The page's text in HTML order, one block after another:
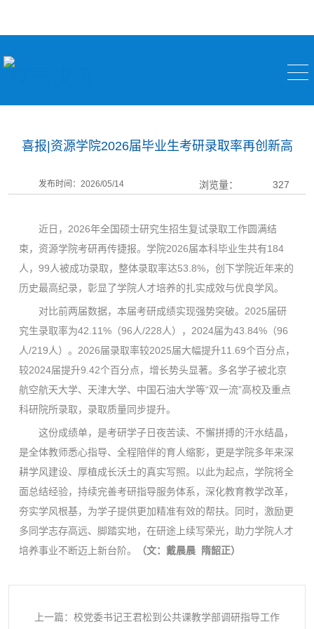
喜报|资源学院2026届毕业生考研录取率再创新高
发布时间：2026/05/14 浏览量： 327
近日，2026年全国硕士研究生招生复试录取工作圆满结
束，资源学院考研再传捷报。学院2026届本科毕业生共有184
人，99人被成功录取，整体录取率达53.8%，创下学院近年来的
历史最高纪录，彰显了学院人才培养的扎实成效与优良学风。
对比前两届数据，本届考研成绩实现强势突破。2025届研
究生录取率为42.11%（96人/228人），2024届为43.84%（96
人/219人）。2026届录取率较2025届大幅提升11.69个百分点，
较2024届提升9.42个百分点，增长势头显著。多名学子被北京
航空航天大学、天津大学、中国石油大学等“双一流”高校及重点
科研院所录取，录取质量同步提升。
这份成绩单，是考研学子日夜苦读、不懈拼搏的汗水结晶，
是全体教师悉心指导、全程陪伴的育人缩影，更是学院多年来深
耕学风建设、厚植成长沃土的真实写照。以此为起点，学院将全
面总结经验，持续完善考研指导服务体系，深化教育教学改革，
夯实学风根基，为学子提供更加精准有效的帮扶。同时，激励更
多同学志存高远、脚踏实地，在研途上续写荣光，助力学院人才
培养事业不断迈上新台阶。
（文：戴晨晨 隋韶正）
上一篇：校党委书记王君松到公共课教学部调研指导工作